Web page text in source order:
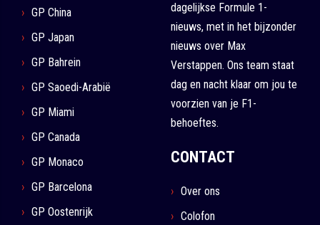
GP China
GP Japan
GP Bahrein
GP Saoedi-Arabië
GP Miami
GP Canada
GP Monaco
GP Barcelona
GP Oostenrijk
dagelijkse Formule 1-
nieuws, met in het bijzonder
nieuws over Max
Verstappen. Ons team staat
dag en nacht klaar om jou te
voorzien van je F1-
behoeftes.
CONTACT
Over ons
Colofon